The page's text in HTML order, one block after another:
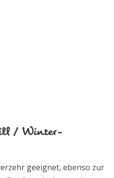
/ Winter-
geeignet, ebenso zur